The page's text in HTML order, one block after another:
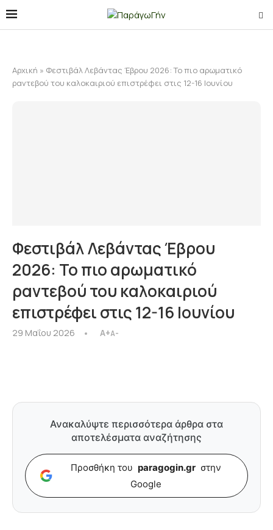
Αρχική » Φεστιβάλ Λεβάντας Έβρου 2026: Το πιο αρωματικό
ραντεβού του καλοκαιριού επιστρέφει στις 12-16 Ιουνίου
Φεστιβάλ Λεβάντας Έβρου
2026: Το πιο αρωματικό
ραντεβού του καλοκαιριού
επιστρέφει στις 12-16 Ιουνίου
29 Μαΐου 2026 A+A-
Ανακαλύψτε περισσότερα άρθρα στα
αποτελέσματα αναζήτησης
Προσθήκη του paragogin.gr στην
Google